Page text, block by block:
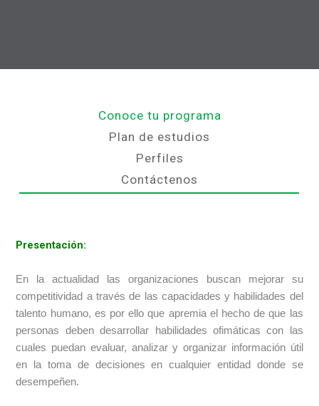
Conoce tu programa
Plan de estudios
Perfiles
Contáctenos
Presentación:
En la actualidad las organizaciones buscan mejorar su
competitividad a través de las capacidades y habilidades del
talento humano, es por ello que apremia el hecho de que las
personas deben desarrollar habilidades ofimáticas con las
cuales puedan evaluar, analizar y organizar información útil
en la toma de decisiones en cualquier entidad donde se
desempeñen.